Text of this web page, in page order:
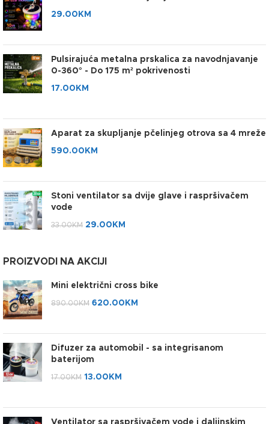
29.00 KM
Pulsirajuća metalna prskalica za navodnjavanje
0-360° - Do 175 m² pokrivenosti
17.00 KM
Aparat za skupljanje pčelinjeg otrova sa 4 mreže
590.00 KM
Stoni ventilator sa dvije glave i raspršivačem
vode
33.00KM 29.00 KM
PROIZVODI NA AKCIJI
Mini električni cross bike
890.00KM 620.00 KM
Difuzer za automobil - sa integrisanom
baterijom
17.00KM 13.00 KM
Ventilator sa raspršivačem vode i daljinskim